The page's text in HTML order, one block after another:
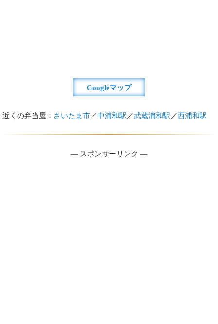
Googleマップ
近くの弁当屋： さいたま市／中浦和駅 ／武蔵浦和駅 ／西浦和駅
― スポンサーリンク ―